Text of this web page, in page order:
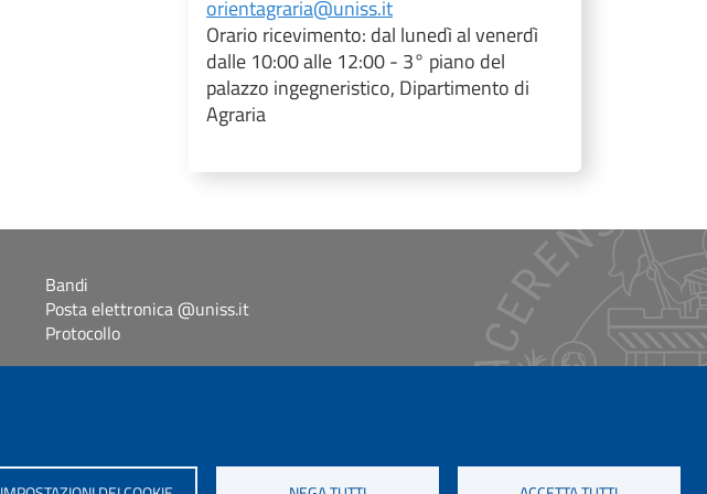
orientagraria@uniss.it
Orario ricevimento: dal lunedì al venerdì
dalle 10:00 alle 12:00 - 3° piano del
palazzo ingegneristico, Dipartimento di
Agraria
Bandi
Posta elettronica @uniss.it
Protocollo